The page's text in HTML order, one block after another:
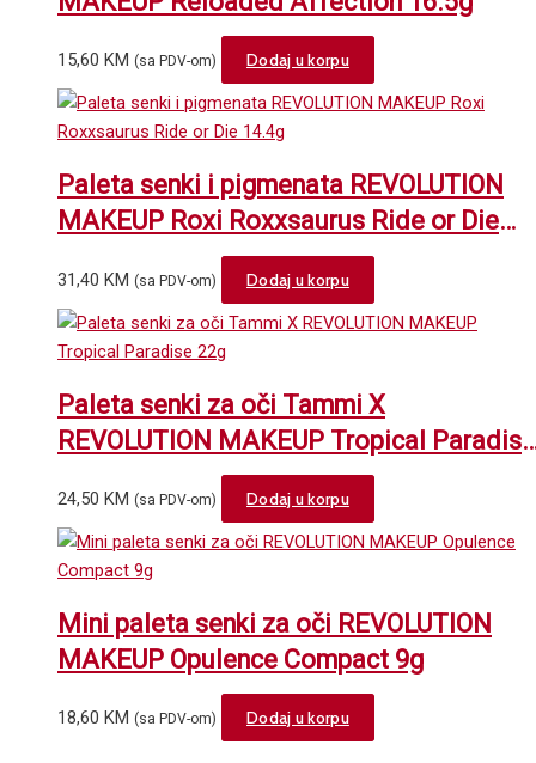
15,60 KM (sa PDV-om) Dodaj u korpu
Paleta senki i pigmenata REVOLUTION
MAKEUP Roxi Roxxsaurus Ride or Die
31,40 KM (sa PDV-om) Dodaj u korpu
Paleta senki za oči Tammi X
REVOLUTION MAKEUP Tropical Paradise
24,50 KM (sa PDV-om) Dodaj u korpu
Mini paleta senki za oči REVOLUTION
MAKEUP Opulence Compact 9g
18,60 KM (sa PDV-om) Dodaj u korpu